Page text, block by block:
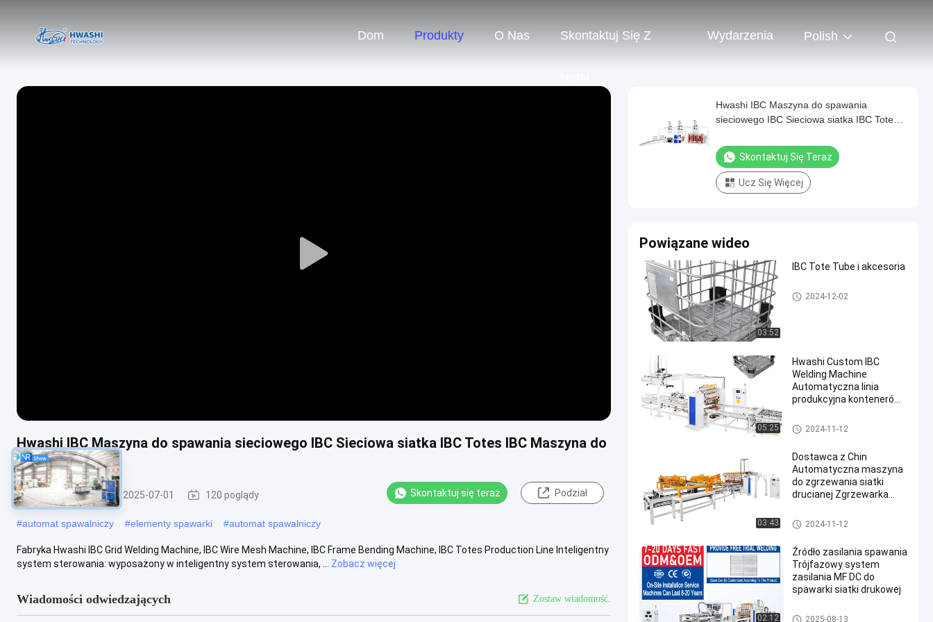
Dom Produkty O Nas Skontaktuj Się Z Wydarzenia Polish
Play
Hwashi IBC Maszyna do spawania sieciowego IBC Sieciowa siatka IBC Totes IBC Maszyna do
gięcia ramy IBC
Spawarka IBC 2025-07-01 120 poglądy Skontaktuj się teraz Podział
#automat spawalniczy #elementy spawarki #automat spawalniczy
Fabryka Hwashi IBC Grid Welding Machine, IBC Wire Mesh Machine, IBC Frame Bending Machine, IBC Totes Production Line Inteligentny
system sterowania: wyposażony w inteligentny system sterowania, ...
Zobacz więcej
Wiadomości odwiedzających Zostaw wiadomość.
Hwashi IBC Maszyna do spawania
sieciowego IBC Sieciowa siatka IBC Totes
Skontaktuj Się Teraz
Ucz Się Więcej
Powiązane wideo
03:52
IBC Tote Tube i akcesoria
Spawarka IBC
2024-12-02
05:25
Hwashi Custom IBC
Welding Machine
Automatyczna linia
produkcyjna kontenerów
Spawarka IBC
2024-11-12
03:43
Dostawca z Chin
Automatyczna maszyna
do zgrzewania siatki
drucianej Zgrzewarka
ze stali nierdzewnej
Maszyna do spawania siatki
drucianej
2024-11-12
02:12
Źródło zasilania spawania
Trójfazowy system
zasilania MF DC do
spawarki siatki drukowej
Maszyna do spawania siatki
2025-08-13